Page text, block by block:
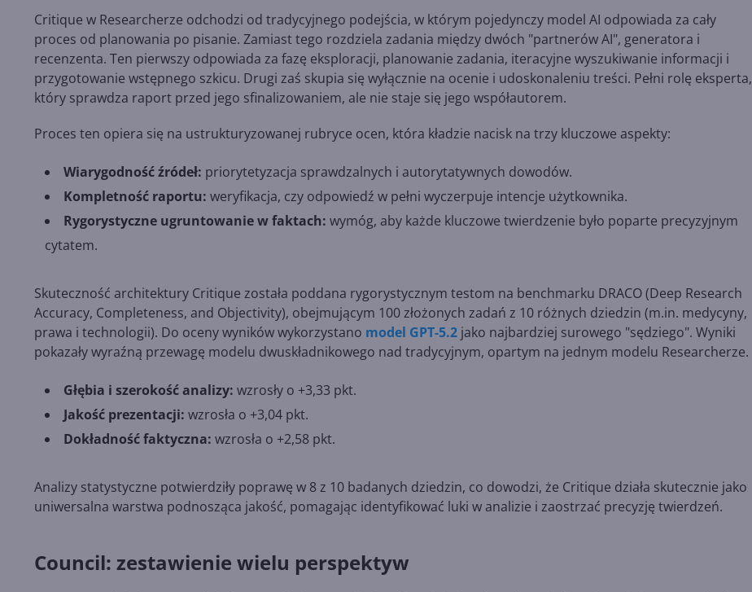
Critique w Researcherze odchodzi od tradycyjnego podejścia, w którym pojedynczy model AI odpowiada za cały
proces od planowania po pisanie. Zamiast tego rozdziela zadania między dwóch "partnerów AI", generatora i
recenzenta. Ten pierwszy odpowiada za fazę eksploracji, planowanie zadania, iteracyjne wyszukiwanie informacji i
przygotowanie wstępnego szkicu. Drugi zaś skupia się wyłącznie na ocenie i udoskonaleniu treści. Pełni rolę eksperta,
który sprawdza raport przed jego sfinalizowaniem, ale nie staje się jego współautorem.
Proces ten opiera się na ustrukturyzowanej rubryce ocen, która kładzie nacisk na trzy kluczowe aspekty:
Wiarygodność źródeł: priorytetyzacja sprawdzalnych i autorytatywnych dowodów.
Kompletność raportu: weryfikacja, czy odpowiedź w pełni wyczerpuje intencje użytkownika.
Rygorystyczne ugruntowanie w faktach: wymóg, aby każde kluczowe twierdzenie było poparte precyzyjnym
cytatem.
Skuteczność architektury Critique została poddana rygorystycznym testom na benchmarku DRACO (Deep Research
Accuracy, Completeness, and Objectivity), obejmującym 100 złożonych zadań z 10 różnych dziedzin (m.in. medycyny,
prawa i technologii). Do oceny wyników wykorzystano model GPT-5.2 jako najbardziej surowego "sędziego". Wyniki
pokazały wyraźną przewagę modelu dwuskładnikowego nad tradycyjnym, opartym na jednym modelu Researcherze.
Głębia i szerokość analizy: wzrosły o +3,33 pkt.
Jakość prezentacji: wzrosła o +3,04 pkt.
Dokładność faktyczna: wzrosła o +2,58 pkt.
Analizy statystyczne potwierdziły poprawę w 8 z 10 badanych dziedzin, co dowodzi, że Critique działa skutecznie jako
uniwersalna warstwa podnosząca jakość, pomagając identyfikować luki w analizie i zaostrzać precyzję twierdzeń.
Council: zestawienie wielu perspektyw